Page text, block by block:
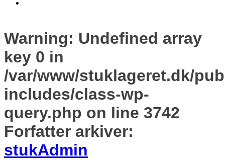
Warning: Undefined array
key 0 in
/var/www/stuklageret.dk/
includes/class-wp-
query.php on line 3742
Forfatter arkiver:
stukAdmin